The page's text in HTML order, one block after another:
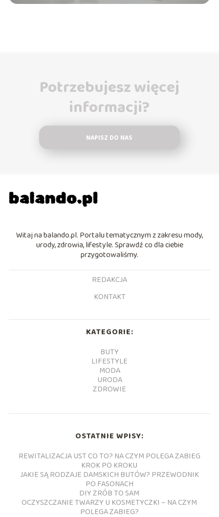
Potrzebujesz więcej
informacji?
NAPISZ DO NAS
Witaj na balando.pl. Portalu tematycznym z zakresu mody,
urody, zdrowia, lifestyle. Sprawdź co dla ciebie
przygotowaliśmy.
REDAKCJA
KONTAKT
KATEGORIE:
BUTY
LIFESTYLE
MODA
URODA
ZDROWIE
OSTATNIE WPISY:
REWITALIZACJA UST CO TO? NA CZYM POLEGA ZABIEG
KROK PO KROKU
JAKIE SĄ RODZAJE DAMSKICH BUTÓW? PRZEWODNIK
PO FASONACH
DIY ZRÓB TO SAM
OCZYSZCZANIE TWARZY U KOSMETYCZKI – NA CZYM
POLEGA ZABIEG?